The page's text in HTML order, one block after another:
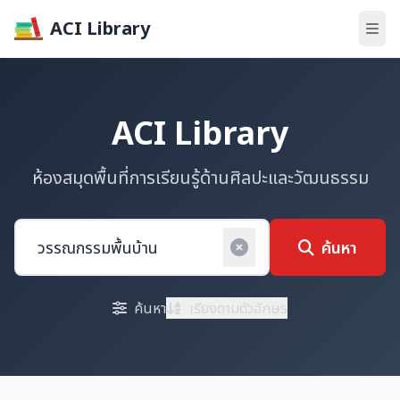
ACI Library
ACI Library
ห้องสมุดพื้นที่การเรียนรู้ด้านศิลปะและวัฒนธรรม
ค้นหา
ค้นหา เรียงตามตัวอักษร